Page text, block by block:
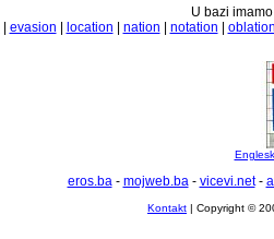
U bazi
evasion location nation notation oblation
eros.ba- mojweb.ba- vicevi.net-
Kontakt | Copyright ©